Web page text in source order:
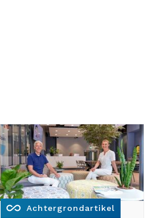
all_inclusive Achtergrondartikel